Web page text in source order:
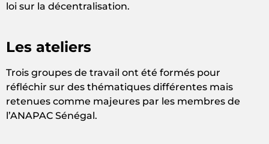
loi sur la décentralisation.
Les ateliers
Trois groupes de travail ont été formés pour
réfléchir sur des thématiques différentes mais
retenues comme majeures par les membres de
l’ANAPAC Sénégal.